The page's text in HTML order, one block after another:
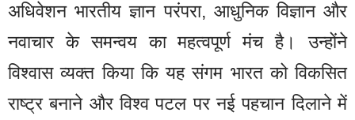
अधिवेशन भारतीय ज्ञान परंपरा, आधुनिक विज्ञान और
नवाचार के समन्वय का महत्वपूर्ण मंच है। उन्होंने
विश्वास व्यक्त किया कि यह संगम भारत को विकसित
राष्ट्र बनाने और विश्व पटल पर नई पहचान दिलाने में